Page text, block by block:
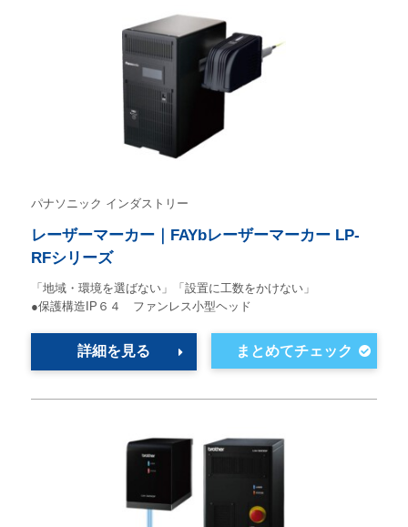
パナソニック インダストリー
レーザーマーカー｜FAYbレーザーマーカー LP-
RFシリーズ
「地域・環境を選ばない」「設置に工数をかけない」
●保護構造IP６４ ファンレス小型ヘッド
詳細を見る